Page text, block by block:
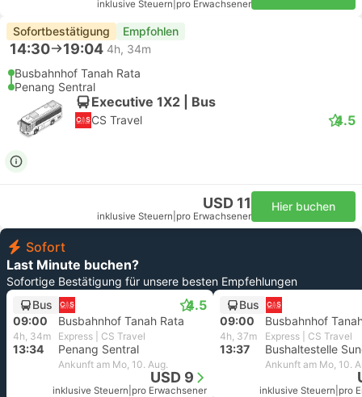
inklusive Steuern pro Erwachsener
Sofortbestätigung Empfohlen
14:30 19:04 4h, 34m
Busbahnhof Tanah Rata
Penang Sentral
Executive 1X2 | Bus
CS Travel 4.5
USD 11
inklusive Steuern pro Erwachsener
Hier buchen
Sofort
Last Minute buchen?
Sofortige Bestätigung für unsere besten Empfehlungen
Bus
4.5
09:00 Busbahnhof Tanah Rata
4h, 34m Express | CS Travel
13:34 Penang Sentral
Ankunft am Mo, 10. Aug.
USD 9
inklusive Steuern pro Erwachsener
Bus
09:00
Busbahnhof
4h, 37m Express | CS Travel
13:37
Ankunft am Mo, 10.
inklusive Steuern pro